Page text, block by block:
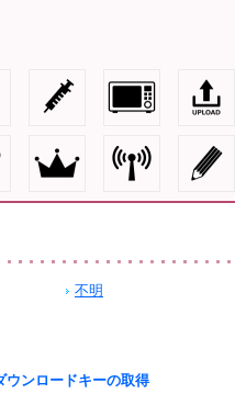
不明
ウンロードキーの取得